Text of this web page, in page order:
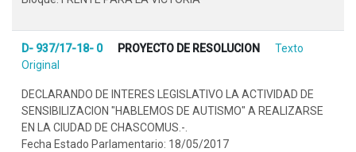
D- 937/17-18- 0 PROYECTO DE RESOLUCION
Texto
Original
DECLARANDO DE INTERES LEGISLATIVO LA ACTIVIDAD DE
SENSIBILIZACION "HABLEMOS DE AUTISMO" A REALIZARSE
EN LA CIUDAD DE CHASCOMUS.-.
Fecha Estado Parlamentario: 18/05/2017